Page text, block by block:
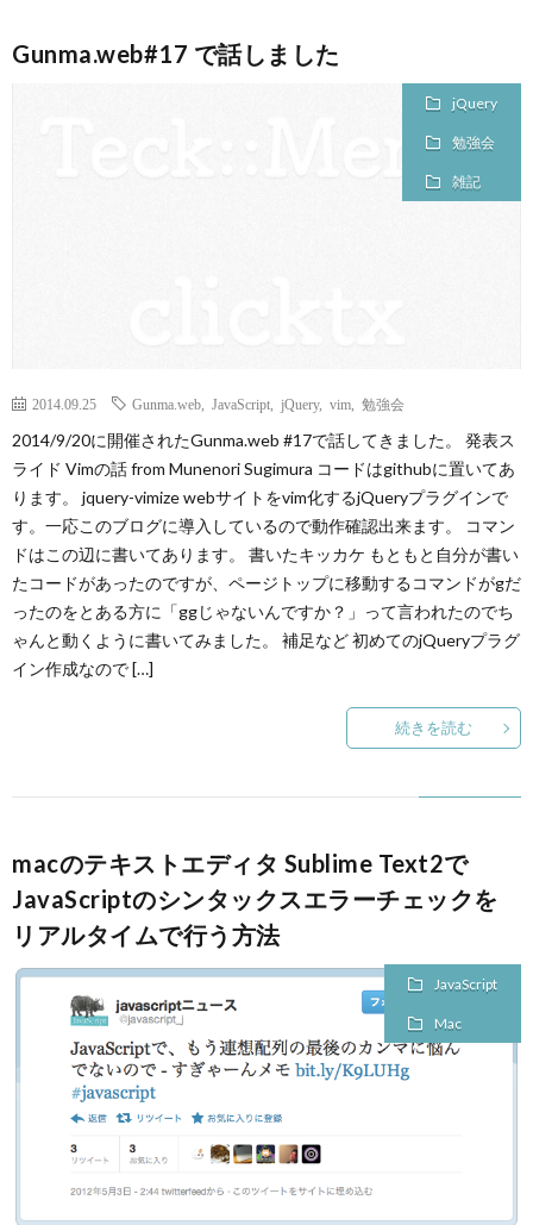
て
Gunma.web#17 で話しました
jQuery
勉強会
雑記
2014.09.25 Gunma.web JavaScript jQuery, vim 勉強会
2014/9/20に開催されたGunma.web #17で話してきました。 発表ス
ライド Vimの話 from Munenori Sugimura コードはgithubに置いてあ
ります。 jquery-vimize webサイトをvim化するjQueryプラグインで
す。一応このブログに導入しているので動作確認出来ます。 コマン
ドはこの辺に書いてあります。 書いたキッカケ もともと自分が書い
たコードがあったのですが、ページトップに移動するコマンドがgだ
ったのをとある方に「ggじゃないんですか？」って言われたのでち
ゃんと動くように書いてみました。 補足など 初めてのjQueryプラグ
イン作成なので […]
続きを読む
macのテキストエディタ Sublime Text2で
JavaScriptのシンタックスエラーチェックを
リアルタイムで行う方法
JavaScript
Mac